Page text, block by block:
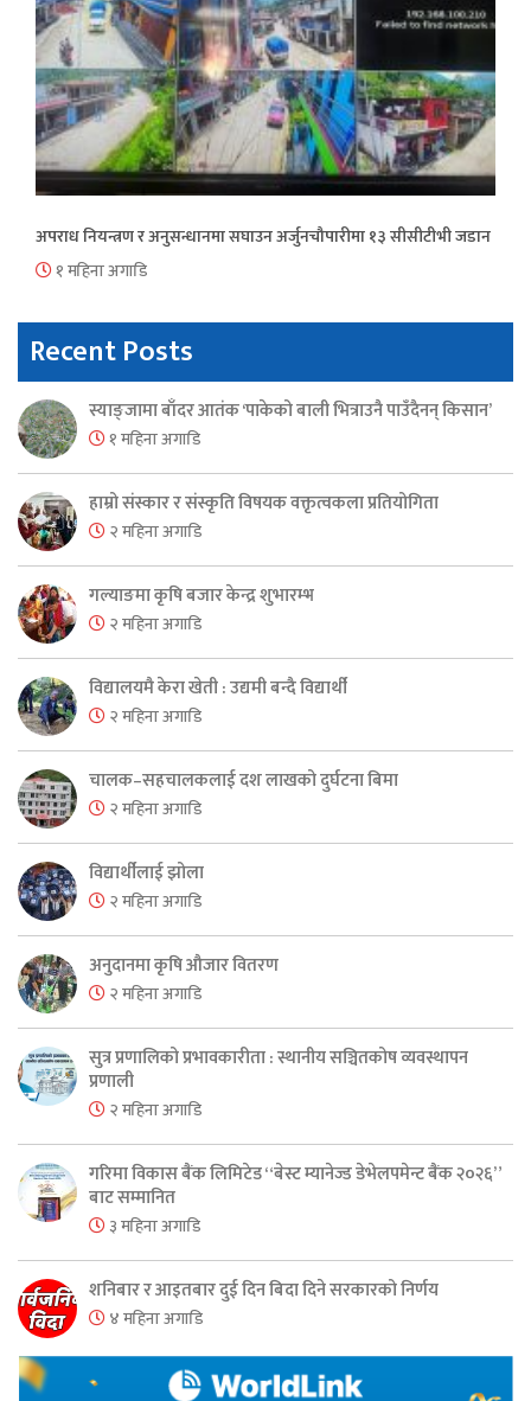
अपराध नियन्त्रण र अनुसन्धानमा सघाउन अर्जुनचौपारीमा १३ सीसीटीभी जडान
१ महिना अगाडि
Recent Posts
स्याङ्जामा बाँदर आतंक ‘पाकेको बाली भित्राउनै पाउँदैनन् किसान’
१ महिना अगाडि
हाम्रो संस्कार र संस्कृति विषयक वक्तृत्वकला प्रतियोगिता
२ महिना अगाडि
गल्याङमा कृषि बजार केन्द्र शुभारम्भ
२ महिना अगाडि
विद्यालयमै केरा खेती : उद्यमी बन्दै विद्यार्थी
२ महिना अगाडि
चालक–सहचालकलाई दश लाखको दुर्घटना बिमा
२ महिना अगाडि
विद्यार्थीलाई झोला
२ महिना अगाडि
अनुदानमा कृषि औजार वितरण
२ महिना अगाडि
सुत्र प्रणालिको प्रभावकारीता : स्थानीय सञ्चितकोष व्यवस्थापन
प्रणाली
२ महिना अगाडि
गरिमा विकास बैंक लिमिटेड “बेस्ट म्यानेज्ड डेभेलपमेन्ट बैंक २०२६”
बाट सम्मानित
३ महिना अगाडि
शनिबार र आइतबार दुई दिन बिदा दिने सरकारको निर्णय
४ महिना अगाडि